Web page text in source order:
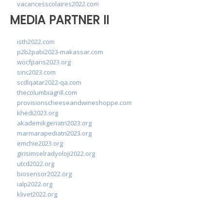
vacancesscolaires2022.com
MEDIA PARTNER II
isth2022.com
p2b2pabi2023-makassar.com
wocfparis2023.org
sinc2023.com
scdlqatar2022-qa.com
thecolumbiagrill.com
provisionscheeseandwineshoppe.com
khedi2023.org
akademikgeriatri2023.org
marmarapediatri2023.org
emchie2023.org
girisimselradyoloji2022.org
utcd2022.org
biosensor2022.org
ialp2022.org
klivet2022.org